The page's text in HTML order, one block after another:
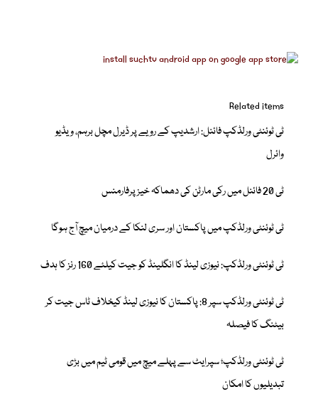
Related items
ٹی ٹوئنٹی ورلڈکپ فائنل: ارشدیپ کے رویے پر ڈیرل مچل برہم، ویڈیو
وائرل
ٹی 20 فائنل میں رکی مارٹن کی دھماکہ خیز پرفارمنس
ٹی ٹوئنٹی ورلڈکپ میں پاکستان اور سری لنکا کے درمیان میچ آج ہوگا
ٹی ٹوئنٹی ورلڈکپ: نیوزی لینڈ کا انگلینڈ کو جیت کیلئے 160 رنز کا ہدف
ٹی ٹوئنٹی ورلڈکپ سپر 8: پاکستان کا نیوزی لینڈ کیخلاف ٹاس جیت کر
بیٹنگ کا فیصلہ
ٹی ٹوئنٹی ورلڈکپ؛ سپرایٹ سے پہلے میچ میں قومی ٹیم میں بڑی
تبدیلیوں کا امکان